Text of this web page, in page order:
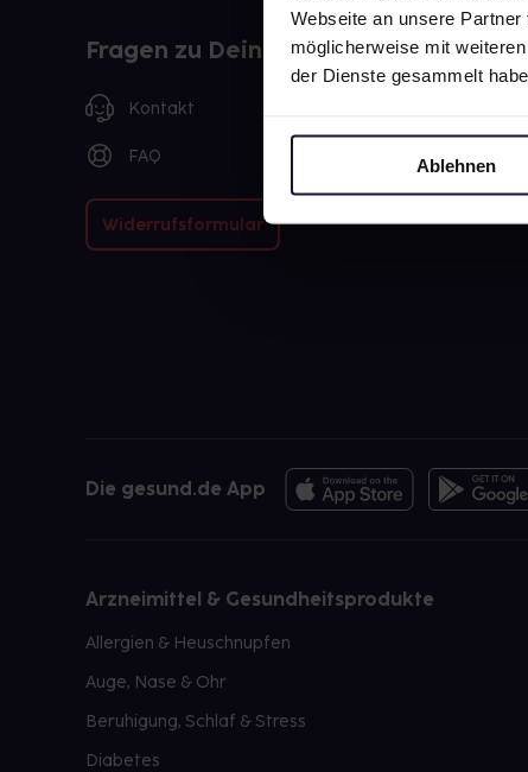
Webseite an unsere
möglicherweise mit
der Dienste gesammelt
Ablehnen
Fragen zu Deiner Bestellung?
Kontakt
FAQ
Widerrufsformular
Die gesund.de App
Arzneimittel & Gesundheitsprodukte
Allergien & Heuschnupfen
Auge, Nase & Ohr
Beruhigung, Schlaf & Stress
Diabetes